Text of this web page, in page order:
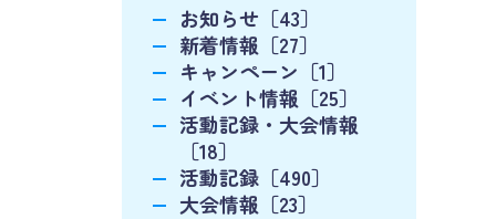
お知らせ［43］
新着情報［27］
キャンペーン［1］
イベント情報［25］
活動記録・大会情報
［18］
活動記録［490］
大会情報［23］